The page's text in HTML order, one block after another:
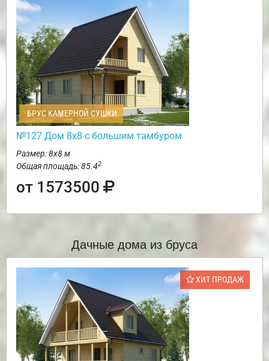
БРУС КАМЕРНОЙ СУШКИ
№127 Дом 8х8 с большим тамбуром
Размер: 8х8 м
Общая площадь: 85.42
от 1573500
Дачные дома из бруса
ХИТ ПРОДАЖ